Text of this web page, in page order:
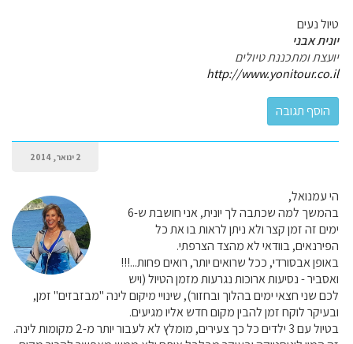
טיול נעים
יונית אבני
יועצת ומתכננת טיולים
http://www.yonitour.co.il
2 ינואר, 2014
הי עמנואל,
בהמשך למה שכתבה לך יונית, אני חושבת ש-6
ימים זה זמן קצר ולא ניתן לראות בו את כל
הפירנאים, בוודאי לא מהצד הצרפתי.
באופן אבסורדי, ככל שרואים יותר, רואים פחות...!!!
ואסביר - נסיעות ארוכות נגרעות מזמן הטיול (ויש
לכם שני חצאי ימים בהלוך ובחזור), שינויי מיקום לינה "מבזבזים" זמן,
ובעיקר לוקח זמן להבין מקום חדש אליו מגיעים.
בטיול עם 3 ילדים כל כך צעירים, מומלץ לא לעבור יותר מ-2 מקומות לינה.